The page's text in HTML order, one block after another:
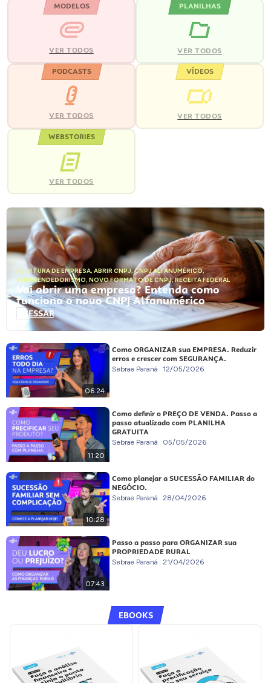
MODELOS
VER TODOS
PLANILHAS
VER TODOS
PODCASTS
VER TODOS
VÍDEOS
VER TODOS
WEBSTORIES
VER TODOS
ABERTURA DE EMPRESA, ABRIR CNPJ,CNPJ ALFANUMÉRICO,
EMPREENDEDORISMO, NOVO FORMATO DE CNPJ,RECEITA FEDERAL
Vai abrir uma empresa? Entenda como
funciona o novo CNPJ Alfanumérico
ACESSAR
06:24
Como ORGANIZAR sua EMPRESA. Reduzir
erros e crescer com SEGURANÇA.
Sebrae Paraná 12/05/2026
11:20
Como definir o PREÇO DE VENDA. Passo a
passo atualizado com PLANILHA
GRATUITA
Sebrae Paraná 05/05/2026
10:28
Como planejar a SUCESSÃO FAMILIAR do
NEGÓCIO.
Sebrae Paraná 28/04/2026
07:43
Passo a passo para ORGANIZAR sua
PROPRIEDADE RURAL
Sebrae Paraná 21/04/2026
EBOOKS